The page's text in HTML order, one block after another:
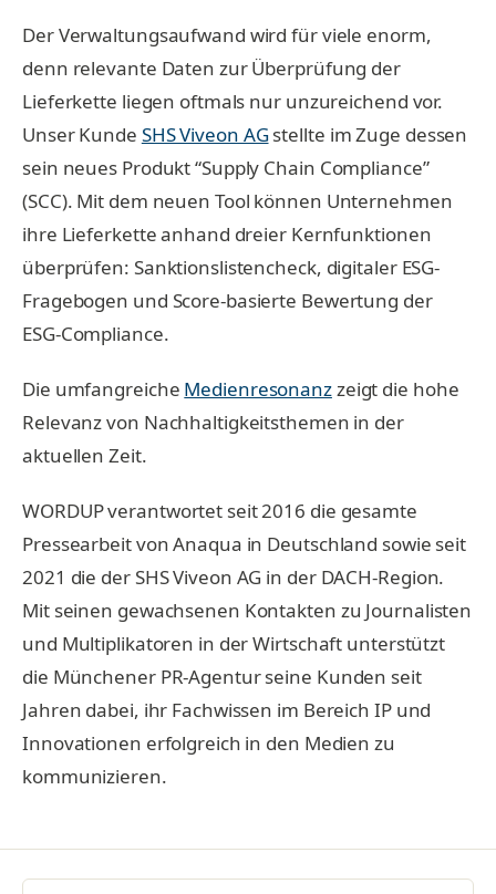
Der Verwaltungsaufwand wird für viele enorm,
denn relevante Daten zur Überprüfung der
Lieferkette liegen oftmals nur unzureichend vor.
Unser Kunde SHS Viveon AGstellte im Zuge dessen
sein neues Produkt “Supply Chain Compliance”
(SCC). Mit dem neuen Tool können Unternehmen
ihre Lieferkette anhand dreier Kernfunktionen
überprüfen: Sanktionslistencheck, digitaler ESG-
Fragebogen und Score-basierte Bewertung der
ESG-Compliance.
Die umfangreiche Medienresonanzzeigt die hohe
Relevanz von Nachhaltigkeitsthemen in der
aktuellen Zeit.
WORDUP verantwortet seit 2016 die gesamte
Pressearbeit von Anaqua in Deutschland sowie seit
2021 die der SHS Viveon AG in der DACH-Region.
Mit seinen gewachsenen Kontakten zu Journalisten
und Multiplikatoren in der Wirtschaft unterstützt
die Münchener PR-Agentur seine Kunden seit
Jahren dabei, ihr Fachwissen im Bereich IP und
Innovationen erfolgreich in den Medien zu
kommunizieren.